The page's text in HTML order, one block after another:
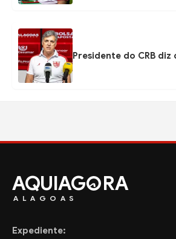
Presidente do CRB
AQUIAG RA
ALAGOAS
Expediente: